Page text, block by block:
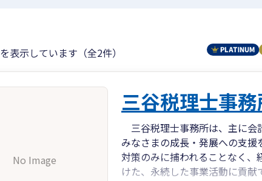
を表示しています（全2件）
No Image
三谷税理士事
三谷税理士事務所は、主に会
みなさまの成長・発展への支
対策のみに捕われることなく
けた、永続した事業活動に貢献